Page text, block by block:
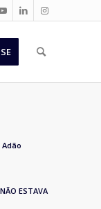
ESTAVA